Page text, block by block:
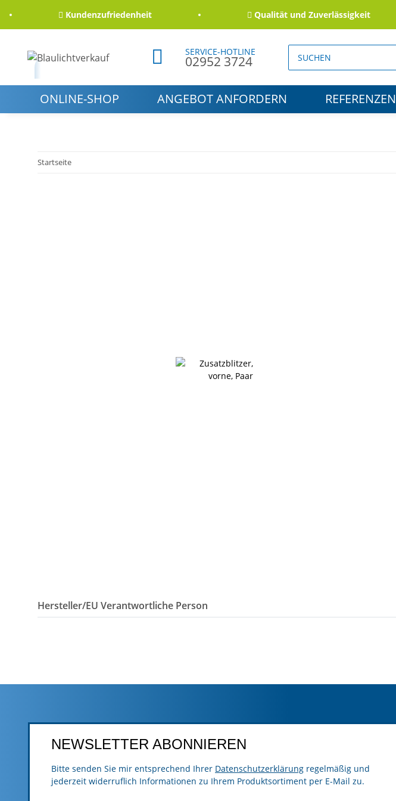
Kundenzufriedenheit Qualität und Zuverlässigkeit
SERVICE-HOTLINE
02952 3724
ONLINE-SHOP ANGEBOT ANFORDERN REFERENZEN
Startseite
Hersteller/EU Verantwortliche Person
NEWSLETTER ABONNIEREN
Bitte senden Sie mir entsprechend Ihrer Datenschutzerklärung regelmäßig und
jederzeit widerruflich Informationen zu Ihrem Produktsortiment per E-Mail zu.